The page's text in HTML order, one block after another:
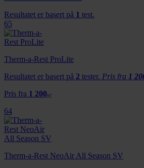
Resultatet er basert på 1 test.
65
Therm-a-Rest ProLite
Resultatet er basert på 2 tester. Pris fra 1
Pris fra 1 200,-
64
Therm-a-Rest NeoAir All Season SV